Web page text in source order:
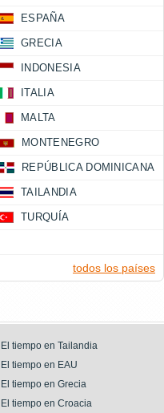
ESPAÑA
GRECIA
INDONESIA
ITALIA
MALTA
MONTENEGRO
REPÚBLICA DOMINICANA
TAILANDIA
TURQUÍA
todos los países
El tiempo en Tailandia
El tiempo en EAU
El tiempo en Grecia
El tiempo en Croacia